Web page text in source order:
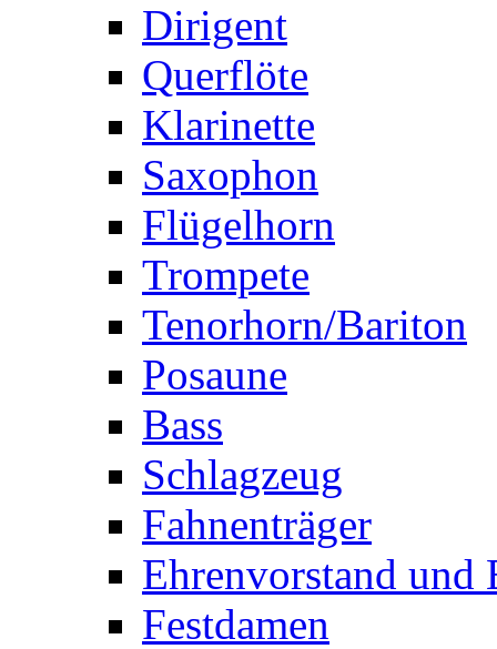
Dirigent
Querflöte
Klarinette
Saxophon
Flügelhorn
Trompete
Tenorhorn/Bariton
Posaune
Bass
Schlagzeug
Fahnenträger
Ehrenvorstand und
Festdamen